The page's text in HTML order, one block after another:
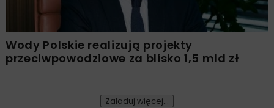
Wody Polskie realizują projekty
przeciwpowodziowe za blisko 1,5 mld zł
Załaduj więcej...